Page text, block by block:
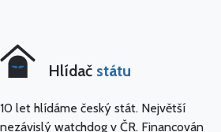
Hlídač státu
10 let hlídáme český stát. Největší
nezávislý watchdog v ČR. Financován